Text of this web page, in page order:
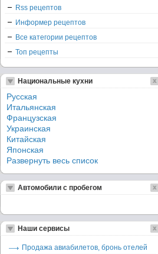
Rss рецептов
Информер рецептов
Все категории рецептов
Топ рецепты
Национальные кухни
Русская
Итальянская
Французская
Украинская
Китайская
Японская
Развернуть весь список
Автомобили с пробегом
Наши сервисы
Продажа авиабилетов, бронь отелей